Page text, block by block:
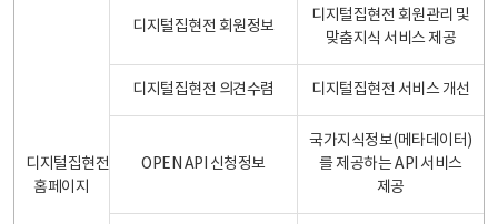
디지털집현전
홈페이지
디지털집현전 회원정보
디지털집현전 회원관리 및
맞춤지식 서비스 제공
디지털집현전 의견수렴 디지털집현전 서비스 개선
OPEN API 신청정보
국가지식정보(메타데이터)
를 제공하는 API 서비스
제공